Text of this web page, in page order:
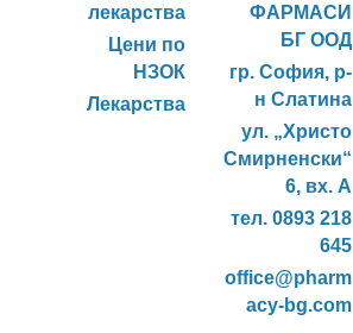
лекарства
Цени по
НЗОК
Лекарства
ФАРМАСИ
БГ ООД
гр. София, р-
н Слатина
ул. „Христо
Смирненски“
6, вх. А
тел. 0893 218
645
office@pharm
acy-bg.com